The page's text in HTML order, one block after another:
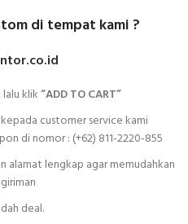
di tempat kami ?
klik“ADD TO CART”
customer service kami
di nomor : (+62) 811-2220-855
alamat lengkap agar memudahkan
deal.